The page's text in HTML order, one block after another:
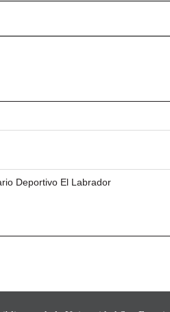
Deportivo El Labrador